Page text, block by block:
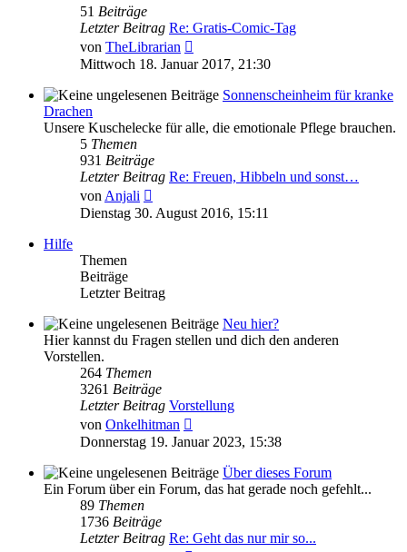
51 Beiträge
Letzter Beitrag Re: Gratis-Comic-Tag
von TheLibrarian
Beitrag
Mittwoch 18. Januar 2017, 21:30
Sonnenscheinheim für kranke
Drachen
Unsere Kuschelecke für alle, die emotionale Pflege brauchen.
5 Themen
931 Beiträge
Letzter Beitrag Re: Freuen, Hibbeln und sonst…
vonAnjali
Beitrag
Dienstag 30. August 2016, 15:11
Hilfe
Themen
Beiträge
Letzter Beitrag
Neu hier?
Hier kannst du Fragen stellen und dich den anderen
Vorstellen.
264 Themen
3261 Beiträge
Letzter Beitrag Vorstellung
von Onkelhitman
Beitrag
Donnerstag 19. Januar 2023, 15:38
Über dieses Forum
Ein Forum über ein Forum, das hat gerade noch gefehlt...
89 Themen
1736 Beiträge
Letzter Beitrag Re: Geht das nur mir so...